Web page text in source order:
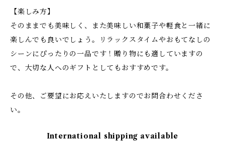
【楽しみ方】
そのままでも美味しく、また美味しい和菓子や軽食と一緒に
楽しんでも良いでしょう。リラックスタイムやおもてなしの
シーンにぴったりの一品です！贈り物にも適していますの
で、大切な人へのギフトとしてもおすすめです。
その他、ご要望にお応えいたしますのでお問合わせくださ
い。
International shipping available